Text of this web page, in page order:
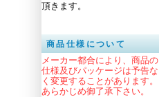
頂きます。
商品仕様について
メーカー都合により、商品の
仕様及びパッケージは予告な
く変更することがあります。
あらかじめ御了承下さい。